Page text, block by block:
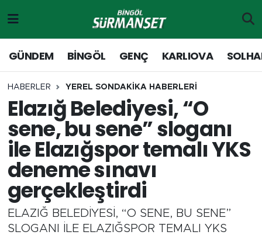
GÜNDEM BİNGÖL GENÇ KARLIOVA
HABERLER YEREL SONDAKİKA HABERLERİ
Elazığ Belediyesi, “O
sene, bu sene” sloganı
ile Elazığspor temalı YKS
deneme sınavı
gerçekleştirdi
ELAZIĞ BELEDİYESİ, “O SENE, BU SENE”
SLOGANI İLE ELAZIĞSPOR TEMALI YKS
Genç
Solhan
Karlıova
Adaklı-Kiğı
Yayladere-Yedisu
MD Prestij Dergisi
Merkez Hava Durumu
Merkez Trafik Yoğunluk Haritası
Süper Lig Puan Durumu ve Fikstür
Tüm Manşetler
Son Dakika Haberleri
Haber Arşivi